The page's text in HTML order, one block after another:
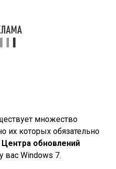
множество
их которых обязательно
Центра обновлений
вас Windows 7.